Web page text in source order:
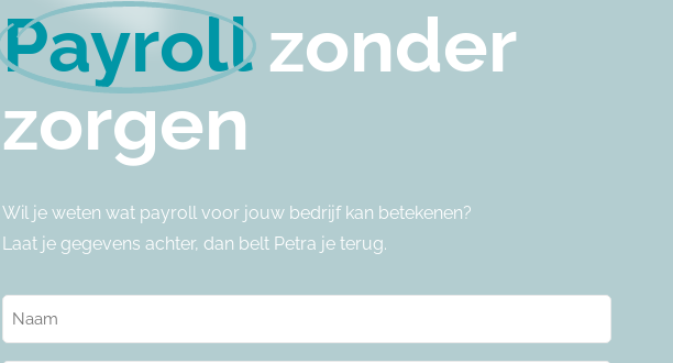
Payrollzonder
zorgen
Wil je weten wat payroll voor jouw bedrijf kan betekenen?
Laat je gegevens achter, dan belt Petra je terug.
Naam
(Vereist)